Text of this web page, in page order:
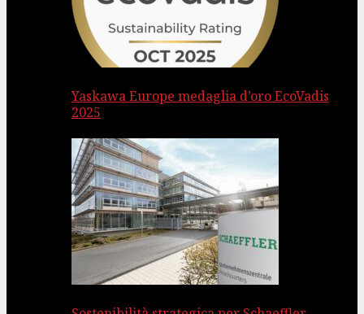
Yaskawa Europe medaglia d’oro EcoVadis
2025